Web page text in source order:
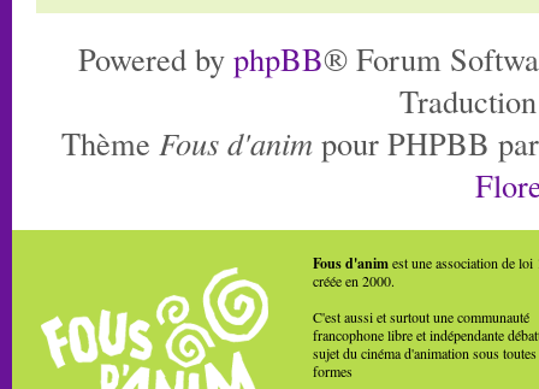
Powered by phpBB® Forum
Thème Fous d'anim pour PHPBB
Fous d'animest une association de loi
créée en 2000.
C'est aussi et surtout une communauté
francophone libre et indépendante
sujet du cinéma d'animation sous toutes
formes